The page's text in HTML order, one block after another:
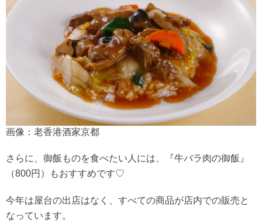
画像：老香港酒家京都
さらに、御飯ものを食べたい人には、『牛バラ肉の御飯』
（800円）もおすすめです♡
今年は屋台の出店はなく、すべての商品が店内での販売と
なっています。